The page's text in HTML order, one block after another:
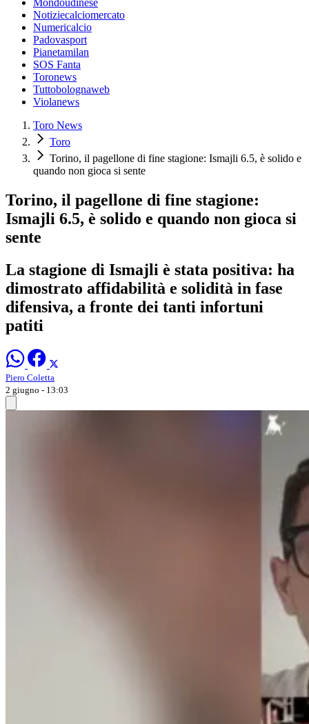
Mondoudinese
Notiziecalciomercato
Numericalcio
Padovasport
Pianetamilan
SOS Fanta
Toronews
Tuttobolognaweb
Violanews
Toro News
Toro
Torino, il pagellone di fine stagione: Ismajli 6.5, è solido e
quando non gioca si sente
Torino, il pagellone di fine stagione:
Ismajli 6.5, è solido e quando non gioca si
sente
La stagione di Ismajli è stata positiva: ha
dimostrato affidabilità e solidità in fase
difensiva, a fronte dei tanti infortuni
patiti
Piero Coletta
2 giugno - 13:03